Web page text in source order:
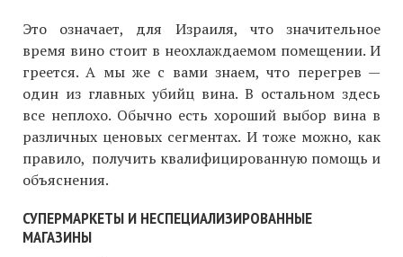
Это означает, для Израиля, что значительное
время вино стоит в неохлаждаемом помещении. И
греется. А мы же с вами знаем, что перегрев —
один из главных убийц вина. В остальном здесь
все неплохо. Обычно есть хороший выбор вина в
различных ценовых сегментах. И тоже можно, как
правило, получить квалифицированную помощь и
объяснения.
СУПЕРМАРКЕТЫ И НЕСПЕЦИАЛИЗИРОВАННЫЕ
МАГАЗИНЫ